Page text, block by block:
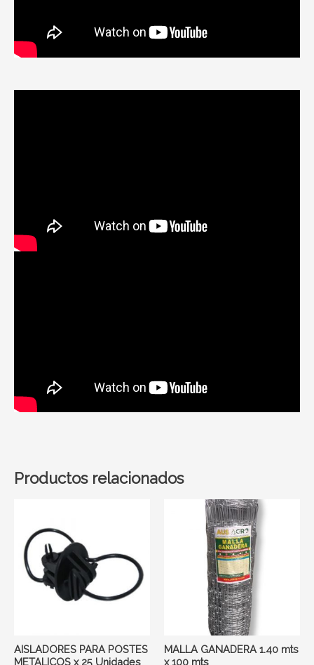
Productos relacionados
AISLADORES PARA POSTES
METALICOS x 25 Unidades
MALLA GANADERA 1.40 mts
x 100 mts